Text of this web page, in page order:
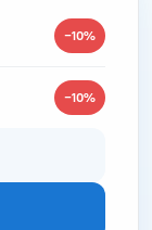
−10%
−10%